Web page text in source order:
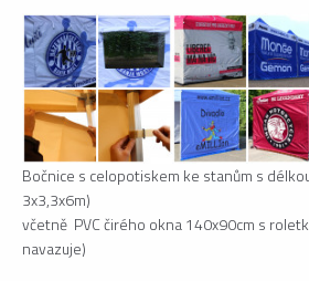
Bočnice s celopotiskem ke stanům s
3x3,3x6m)
včetně PVC čirého okna 140x90cm s
navazuje)